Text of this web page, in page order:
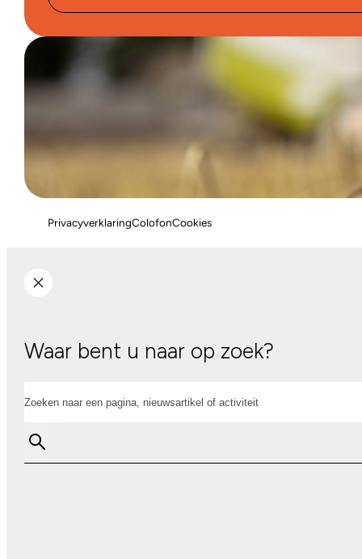
PrivacyverklaringColofonCookies
Waar bent u naar op zoek?